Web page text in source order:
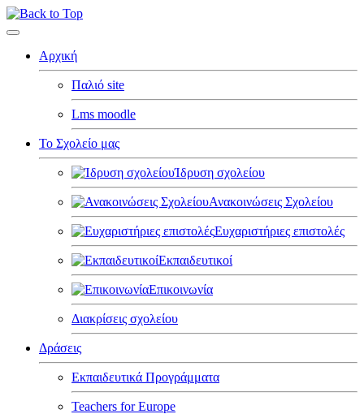
Αρχική
Παλιό site
Lms moodle
Το Σχολείο μας
Ίδρυση σχολείου
Ανακοινώσεις Σχολείου
Ευχαριστήριες επιστολές
Εκπαιδευτικοί
Επικοινωνία
Διακρίσεις σχολείου
Δράσεις
Εκπαιδευτικά Προγράμματα
Teachers for Europe